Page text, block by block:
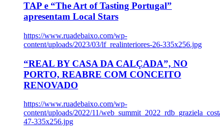
TAP e “The Art of Tasting Portugal”
apresentam Local Stars
https://www.ruadebaixo.com/wp-
content/uploads/2023/03/lf_realinteriores-26-335x256.jpg
“REAL BY CASA DA CALÇADA”, NO
PORTO, REABRE COM CONCEITO
RENOVADO
https://www.ruadebaixo.com/wp-
content/uploads/2022/11/
47-335x256.jpg